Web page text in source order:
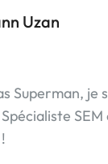
Uzan
Superman, je